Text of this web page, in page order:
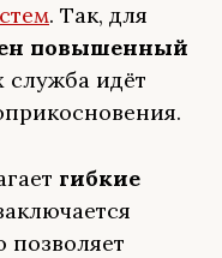
. Так, для
повышенный
служба идёт
гибкие
позволяет